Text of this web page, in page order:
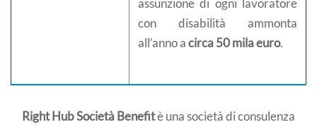
assunzione di ogni lavoratore
con disabilità ammonta
all’anno a circa 50 mila euro.
Right Hub Società Benefitè una società di consulenza